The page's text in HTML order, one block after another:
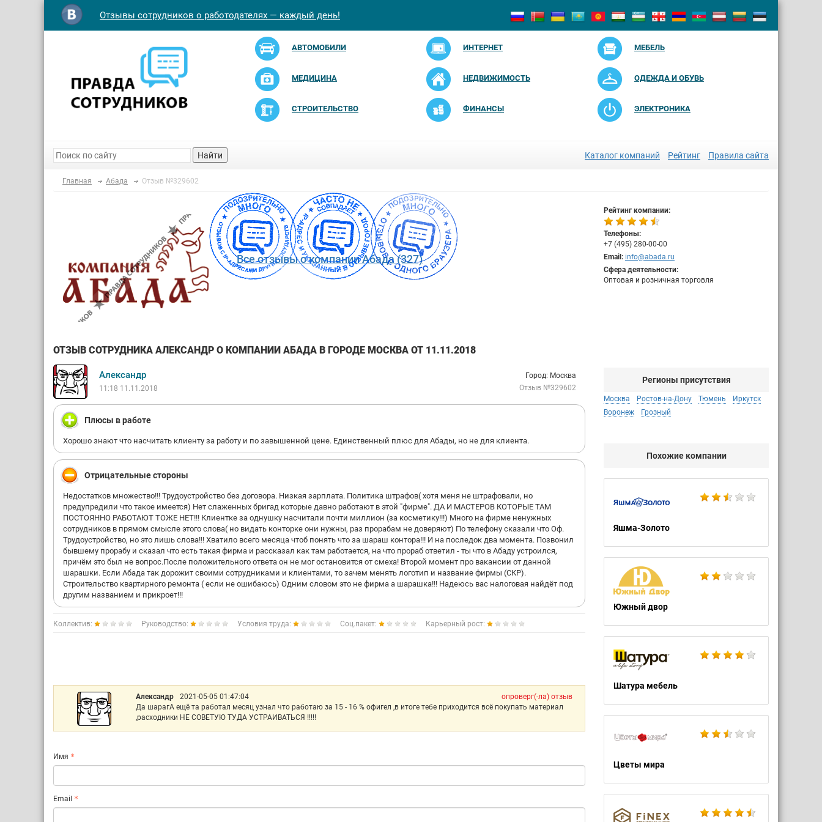
Отзывы сотрудников о работодателях — каждый день!
АВТОМОБИЛИ ИНТЕРНЕТ МЕБЕЛЬ
МЕДИЦИНА НЕДВИЖИМОСТЬ ОДЕЖДА И ОБУВЬ
СТРОИТЕЛЬСТВО ФИНАНСЫ ЭЛЕКТРОНИКА
Найти Каталог компаний Рейтинг Правила сайта
Главная Абада Отзыв №329602
Все отзывы о компании Абада (327)
Рейтинг компании:
Телефоны:
+7 (495) 280-00-00
Email: info@abada.ru
Сфера деятельности:
Оптовая и розничная торговля
ОТЗЫВ СОТРУДНИКА АЛЕКСАНДР О КОМПАНИИ АБАДА В ГОРОДЕ МОСКВА ОТ 11.11.2018
Александр
11:18 11.11.2018
Город: Москва
Отзыв №329602
Плюсы в работе
Хорошо знают что насчитать клиенту за работу и по завышенной цене. Единственный плюс для Абады, но не для клиента.
Отрицательные стороны
Недостатков множество!!! Трудоустройство без договора. Низкая зарплата. Политика штрафов( хотя меня не штрафовали, но
предупредили что такое имеется) Нет слаженных бригад которые давно работают в этой "фирме". ДА И МАСТЕРОВ КОТОРЫЕ ТАМ
ПОСТОЯННО РАБОТАЮТ ТОЖЕ НЕТ!!! Клиентке за однушку насчитали почти миллион (за косметику!!!) Много на фирме ненужных
сотрудников в прямом смысле этого слова( но видать конторке они нужны, раз прорабам не доверяют) По телефону сказали что Оф.
Трудоустройство, но это лишь слова!!! Хватило всего месяца чтоб понять что за шараш контора!!! И на последок два момента. Позвонил
бывшему прорабу и сказал что есть такая фирма и рассказал как там работается, на что прораб ответил - ты что в Абаду устроился,
причём это был не вопрос.После положительного ответа он не мог остановится от смеха! Второй момент про вакансии от данной
шарашки. Если Абада так дорожит своими сотрудниками и клиентами, то зачем менять логотип и название фирмы (СКР).
Строительство квартирного ремонта ( если не ошибаюсь) Одним словом это не фирма а шарашка!!! Надеюсь вас налоговая найдёт под
другим названием и прикроет!!!
Коллектив: Руководство: Условия труда: Соц.пакет: Карьерный рост:
Александр 2021-05-05 01:47:04
опроверг(-ла) отзыв
Да шарагА ещё та работал месяц узнал что работаю за 15 - 16 % офигел ,в итоге тебе приходится всё покупать материал
,расходники НЕ СОВЕТУЮ ТУДА УСТРАИВАТЬСЯ !!!!!
Имя
Email
Регионы присутствия
Москва Ростов-на-Дону Тюмень
Иркутск
Воронеж
Грозный
Похожие компании
Яшма-Золото
Южный двор
Шатура мебель
Цветы мира